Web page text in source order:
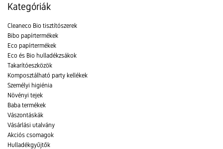
Kategóriák
Cleaneco Bio tisztítószerek
Bibo papírtermékek
Eco papírtermékek
Eco és Bio hulladékzsákok
Takarítóeszközök
Komposztálható party kellékek
Személyi higiénia
Növényi tejek
Baba termékek
Vászontáskák
Vásárlási utalvány
Akciós csomagok
Hulladékgyűjtők